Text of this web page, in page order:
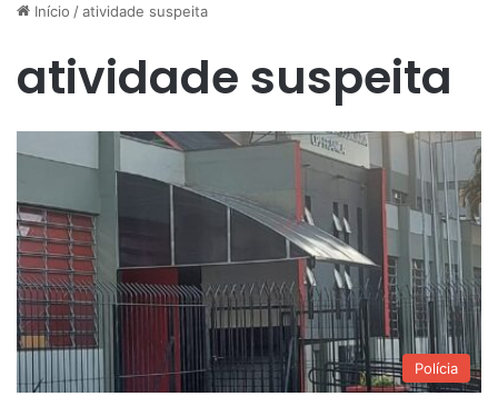
Início /atividade suspeita
atividade suspeita
Polícia